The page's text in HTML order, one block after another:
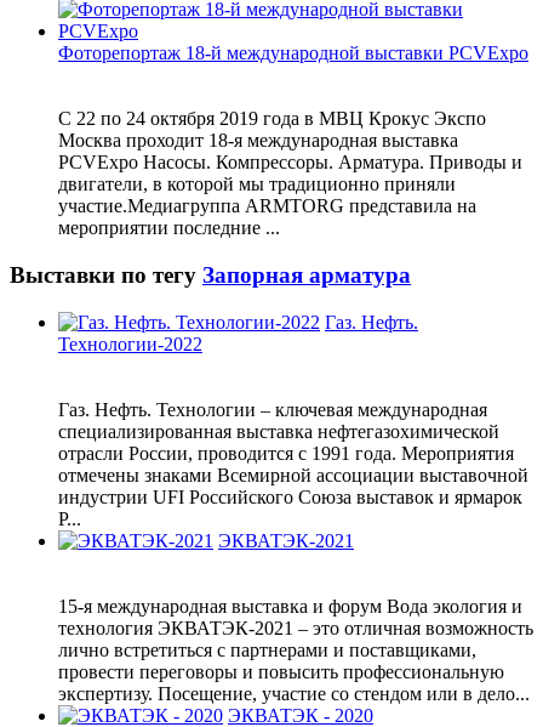
Фоторепортаж 18-й международной выставки PCVExpo
С 22 по 24 октября 2019 года в МВЦ Крокус Экспо
Москва проходит 18-я международная выставка
PCVExpo Насосы. Компрессоры. Арматура. Приводы и
двигатели, в которой мы традиционно приняли
участие.Медиагруппа ARMTORG представила на
мероприятии последние ...
Выставки по тегу Запорная арматура
Газ. Нефть.
Технологии-2022
Газ. Нефть. Технологии – ключевая международная
специализированная выставка нефтегазохимической
отрасли России, проводится с 1991 года. Мероприятия
отмечены знаками Всемирной ассоциации выставочной
индустрии UFI Российского Союза выставок и ярмарок
Р...
ЭКВАТЭК-2021
15-я международная выставка и форум Вода экология и
технология ЭКВАТЭК-2021 – это отличная возможность
лично встретиться с партнерами и поставщиками,
провести переговоры и повысить профессиональную
экспертизу. Посещение, участие со стендом или в дело...
ЭКВАТЭК - 2020